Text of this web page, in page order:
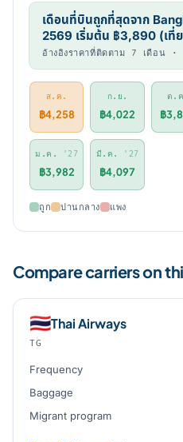
เดือนที่บินถูกที่สุดจาก
2569 เริ่มต้น ฿3,890 (เที่ย
อ้างอิงราคาที่ติดตาม 7 เดือน
ส.ค.
฿4,258
ก.ย.
฿4,022
ต.
฿
ม.ค. '27
฿3,982
มี.ค. '27
฿4,097
ถูก ปานกลาง แพง
Compare carriers on
🇹🇭Thai Airways
TG
Frequency
Baggage
Migrant program